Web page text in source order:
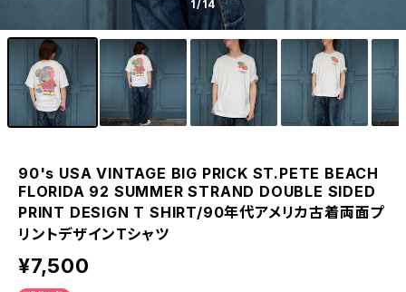
1/14
90's USA VINTAGE BIG PRICK ST.PETE BEACH
FLORIDA 92 SUMMER STRAND DOUBLE SIDED
PRINT DESIGN T SHIRT/90年代アメリカ古着両面プ
リントデザインTシャツ
¥7,500